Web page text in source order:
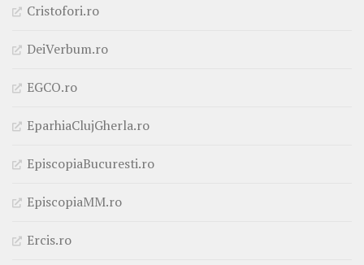
Cristofori.ro
DeiVerbum.ro
EGCO.ro
EparhiaClujGherla.ro
EpiscopiaBucuresti.ro
EpiscopiaMM.ro
Ercis.ro